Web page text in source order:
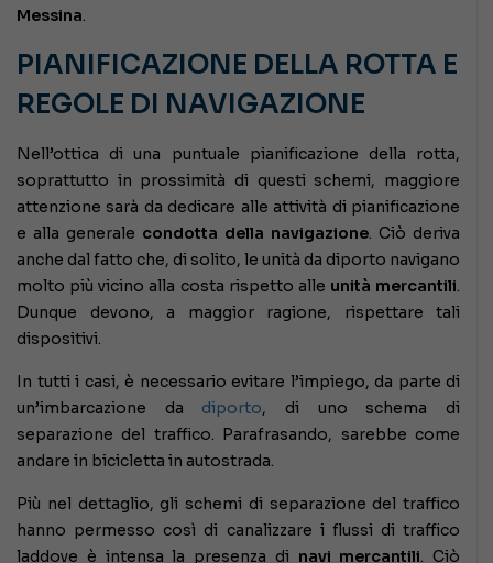
Messina.
PIANIFICAZIONE DELLA ROTTA E
REGOLE DI NAVIGAZIONE
Nell’ottica di una puntuale pianificazione della rotta,
soprattutto in prossimità di questi schemi, maggiore
attenzione sarà da dedicare alle attività di pianificazione
e alla generale condotta della navigazione. Ciò deriva
anche dal fatto che, di solito, le unità da diporto navigano
molto più vicino alla costa rispetto alle unità mercantili.
Dunque devono, a maggior ragione, rispettare tali
dispositivi.
In tutti i casi, è necessario evitare l’impiego, da parte di
un’imbarcazione da diporto, di uno schema di
separazione del traffico. Parafrasando, sarebbe come
andare in bicicletta in autostrada.
Più nel dettaglio, gli schemi di separazione del traffico
hanno permesso così di canalizzare i flussi di traffico
laddove è intensa la presenza di navi mercantili. Ciò